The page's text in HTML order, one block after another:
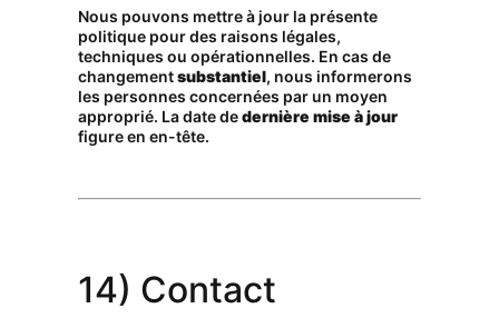
Nous pouvons mettre à jour la présente
politique pour des raisons légales,
techniques ou opérationnelles. En cas de
changementsubstantiel, nous informerons
les personnes concernées par un moyen
approprié. La date dedernière mise à jour
figure en en-tête.
14) Contact